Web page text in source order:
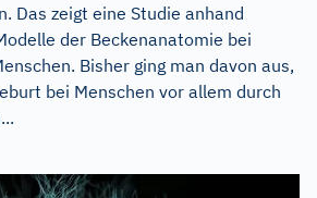
Das zeigt eine Studie anhand
der Beckenanatomie bei
Bisher ging man davon aus,
bei Menschen vor allem durch